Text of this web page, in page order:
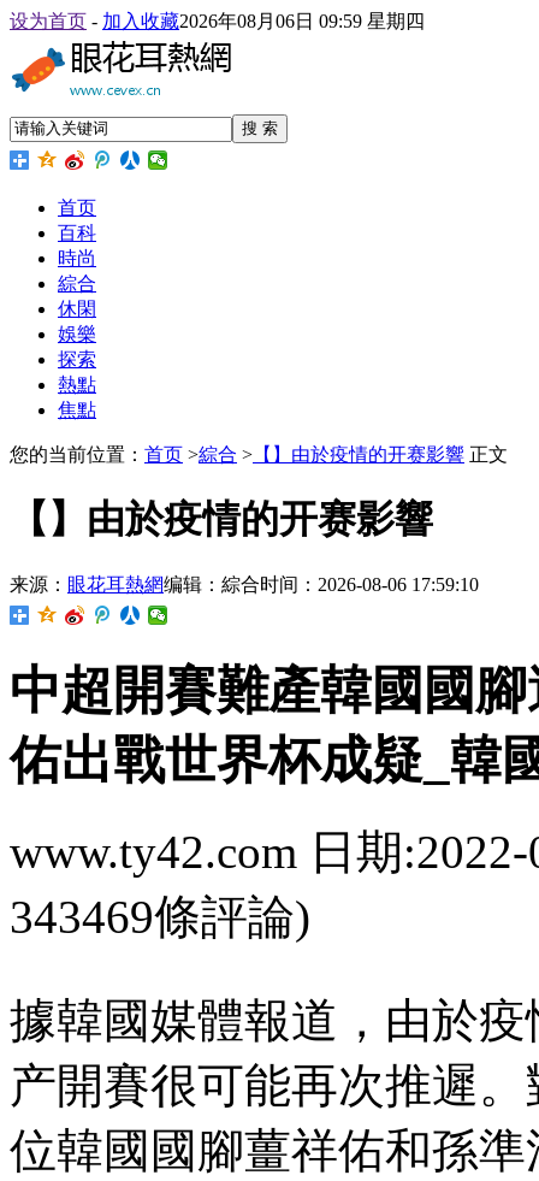
设为首页 - 加入收藏2026年08月06日 09:59 星期四
搜 索
首页
百科
時尚
綜合
休閑
娛樂
探索
熱點
焦點
您的当前位置： 首页 >綜合 > 【】由於疫情的开赛影響 正文
【】由於疫情的开赛影響
来源： 眼花耳熱網编辑：綜合时间：2026-08-06 17:59:10
中超開賽難產韓國國腳
佑出戰世界杯成疑_韓
www.ty42.com 日期
343469條評論)
據韓國媒體報道，由
产開賽很可能再次推遲
位韓國國腳薑祥佑和孫準